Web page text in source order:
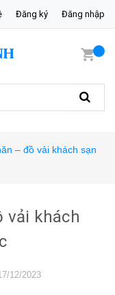
Đăng ký Đăng nhập
– đồ vải khách sạn
vải khách
12/2023